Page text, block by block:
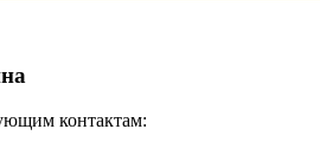
контактам: